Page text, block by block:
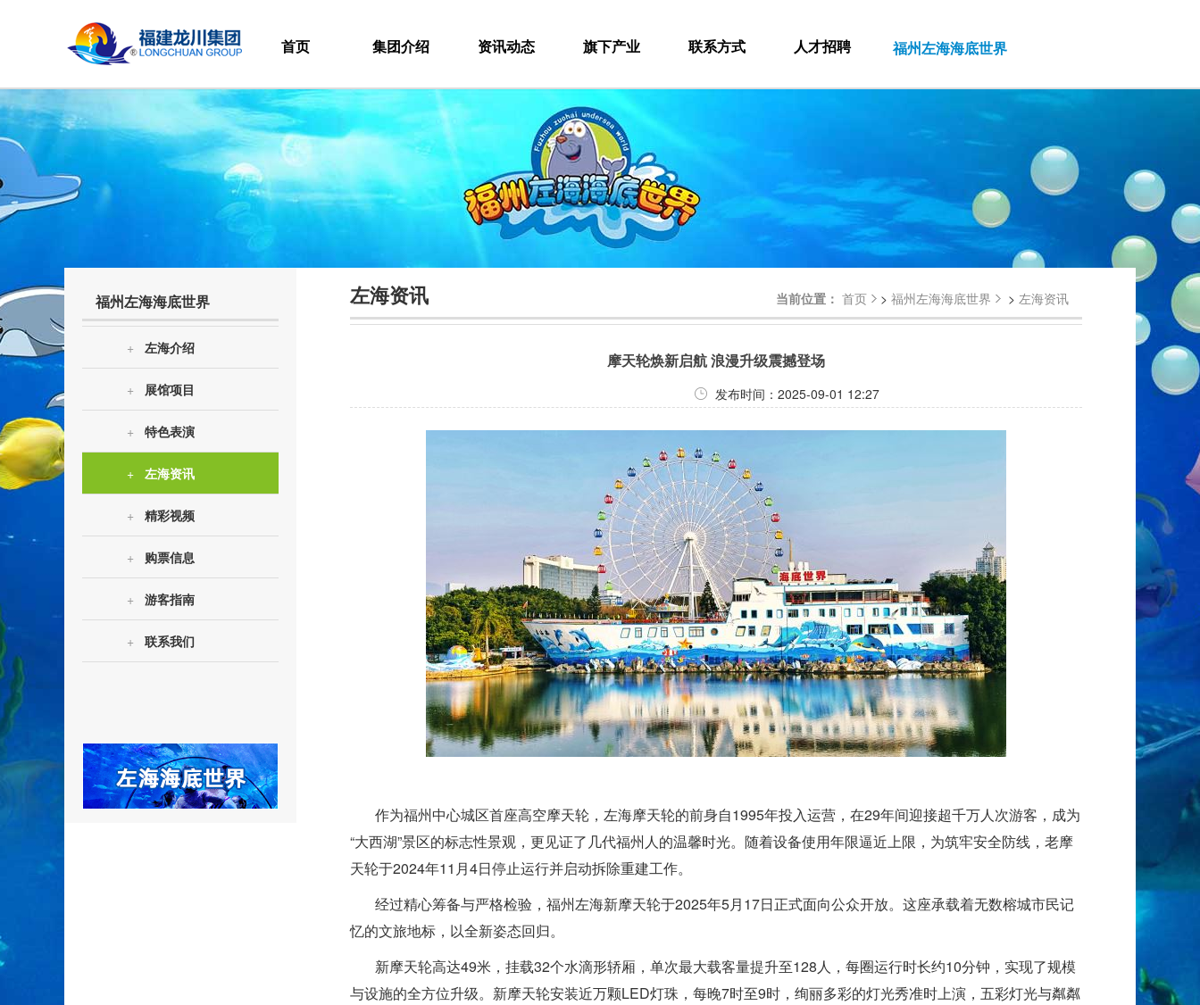
首页 集团介绍 资讯动态 旗下产业 联系方式 人才招聘 福州左海海底世界
福州左海海底世界
+ 左海介绍
+ 展馆项目
+ 特色表演
+ 左海资讯
+ 精彩视频
+ 购票信息
+ 游客指南
+ 联系我们
左海资讯 当前位置： 首页 > 福州左海海底世界 > 左海资讯
摩天轮焕新启航 浪漫升级震撼登场
发布时间：2025-09-01 12:27
作为福州中心城区首座高空摩天轮，左海摩天轮的前身自1995年投入运营，在29年间迎接超千万人次游客，成为
“大西湖”景区的标志性景观，更见证了几代福州人的温馨时光。随着设备使用年限逼近上限，为筑牢安全防线，老摩
天轮于2024年11月4日停止运行并启动拆除重建工作。
经过精心筹备与严格检验，福州左海新摩天轮于2025年5月17日正式面向公众开放。这座承载着无数榕城市民记
忆的文旅地标，以全新姿态回归。
新摩天轮高达49米，挂载32个水滴形轿厢，单次最大载客量提升至128人，每圈运行时长约10分钟，实现了规模
与设施的全方位升级。新摩天轮安装近万颗LED灯珠，每晚7时至9时，绚丽多彩的灯光秀准时上演，五彩灯光与粼粼